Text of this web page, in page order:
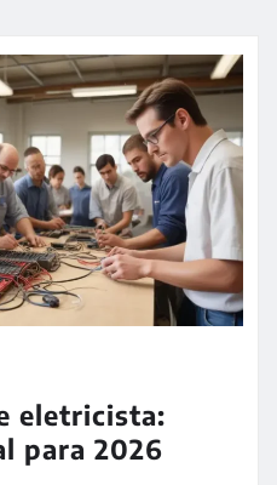
eletricista:
para 2026